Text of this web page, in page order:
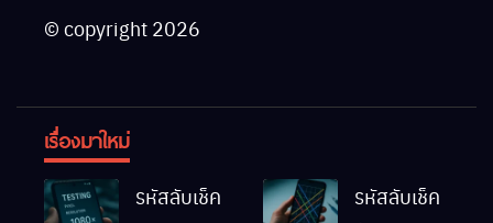
© copyright 2026
เรื่องมาใหม่
รหัสลับเช็ค
รหัสลับเช็ค